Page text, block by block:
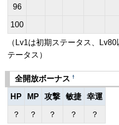
96
100
（Lv1は初期ステータス、
テータス）
全開放ボーナス †
HP MP 攻撃 敏捷 幸運
？ ？ ？ ？ ？